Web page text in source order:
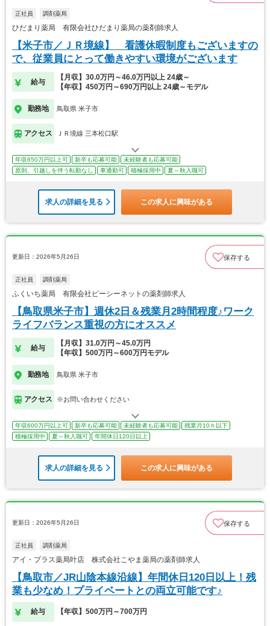
正社員 調剤薬局
ひだまり薬局 有限会社ひだまり薬局の薬剤師求人
【米子市／ＪＲ境線】 看護休暇制度もございますの
で、従業員にとって働きやすい環境がございます
給与
【月収】30.0万円～46.0万円以上 24歳～
【年収】450万円～690万円以上 24歳～モデル
勤務地 鳥取県 米子市
アクセス ＪＲ境線 三本松口駅
年収650万円以上可 新卒も応募可能
未経験者も応募可能
原則、引越しを伴う転勤なし
車通勤可 積極採用中 夏～秋入職可
求人の詳細を見る この求人に興味がある
更新日：2026年5月26日 保存する
正社員 調剤薬局
ふくいち薬局 有限会社ピーシーネットの薬剤師求人
【鳥取県米子市】週休2日＆残業月2時間程度♪ワーク
ライフバランス重視の方にオススメ
給与
【月収】31.0万円～45.0万円
【年収】500万円～600万円モデル
勤務地 鳥取県 米子市
アクセス ※お問い合わせください
年収600万円以上可 新卒も応募可能 未経験者も応募可能
残業月10ｈ以下
積極採用中
夏～秋入職可 年間休日120日以上
求人の詳細を見る この求人に興味がある
更新日：2026年5月26日 保存する
正社員 調剤薬局
アイ・プラス薬局叶店 株式会社こやま薬局の薬剤師求人
【鳥取市／JR山陰本線沿線】年間休日120日以上！残
業も少なめ！プライベートとの両立可能です♪
給与 【年収】500万円～700万円